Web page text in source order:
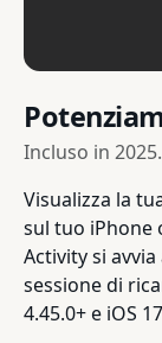
Incluso in
Visualizza la
sul tuo iPhone
Activity si
sessione di
4.45.0+ e iOS